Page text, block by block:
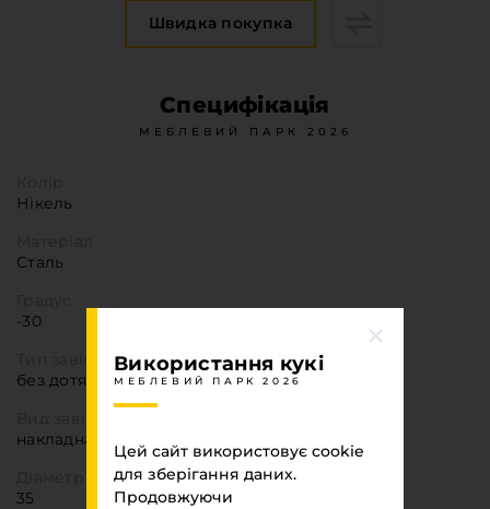
Програмна заява
Швидка покупка
Специфікація
МЕБЛЕВИЙ ПАРК 2026
Нікель
Сталь
-30
без дотягу
накладна
Діаметр чаші,мм
35
Використання кукі
МЕБЛЕВИЙ ПАРК 2026
Цей сайт використовує cookie
для зберігання даних.
Продовжуючи